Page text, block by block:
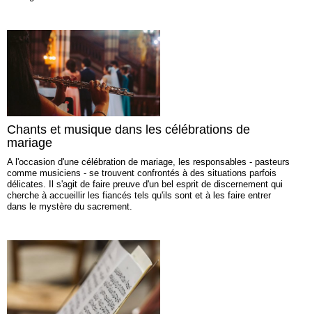
Chants et musique dans les célébrations de
mariage
A l'occasion d'une célébration de mariage, les responsables - pasteurs
comme musiciens - se trouvent confrontés à des situations parfois
délicates. Il s'agit de faire preuve d'un bel esprit de discernement qui
cherche à accueillir les fiancés tels qu'ils sont et à les faire entrer
dans le mystère du sacrement.